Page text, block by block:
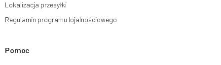
Lokalizacja przesyłki
Regulamin programu lojalnościowego
Pomoc